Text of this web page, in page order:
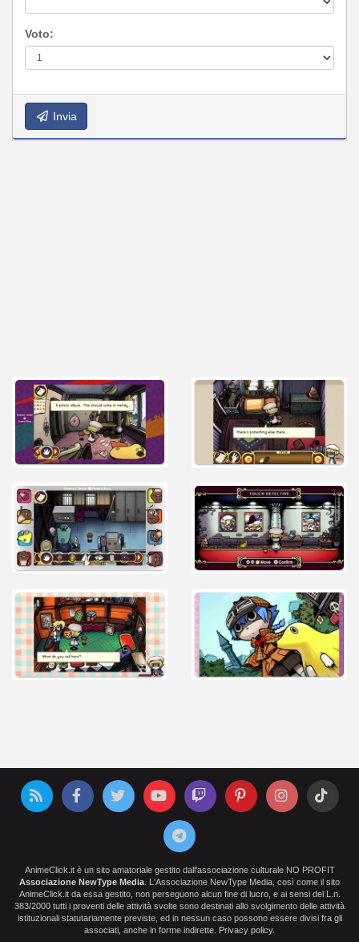
Voto:
Invia
AnimeClick.it è un sito amatoriale gestito dall'associazione culturale NO PROFIT
Associazione NewType Media . L'Associazione NewType Media, così come il sito
AnimeClick.it da essa gestito, non perseguono alcun fine di lucro, e ai sensi del L.n.
383/2000 tutti i proventi delle attività svolte sono destinati allo svolgimento delle attività
istituzionali statutariamente previste, ed in nessun caso possono essere divisi fra gli
associati, anche in forme indirette. Privacy policy.